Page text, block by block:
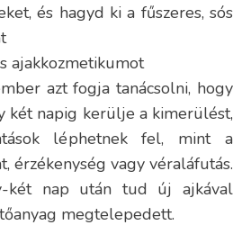
és hagyd ki a fűszeres, sós
ajakkozmetikumot
azt fogja tanácsolni, hogy
két napig kerülje a kimerülést,
léphetnek fel, mint a
érzékenység vagy véraláfutás.
két nap után tud új ajkával
megtelepedett.